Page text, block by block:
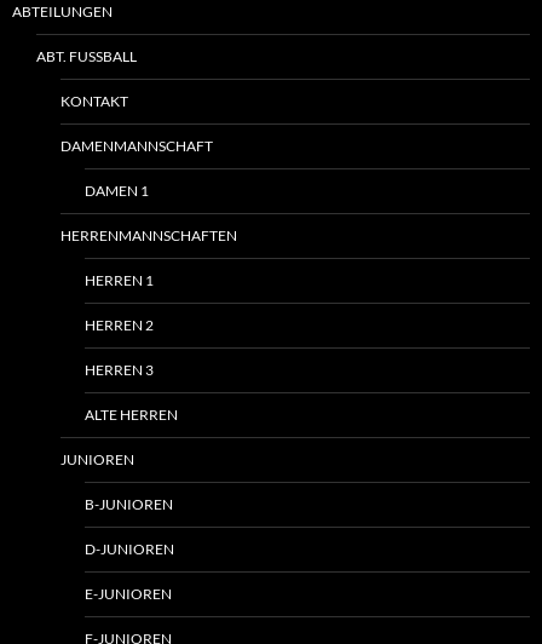
ABTEILUNGEN
ABT. FUSSBALL
KONTAKT
DAMENMANNSCHAFT
DAMEN 1
HERRENMANNSCHAFTEN
HERREN 1
HERREN 2
HERREN 3
ALTE HERREN
JUNIOREN
B-JUNIOREN
D-JUNIOREN
E-JUNIOREN
F-JUNIOREN